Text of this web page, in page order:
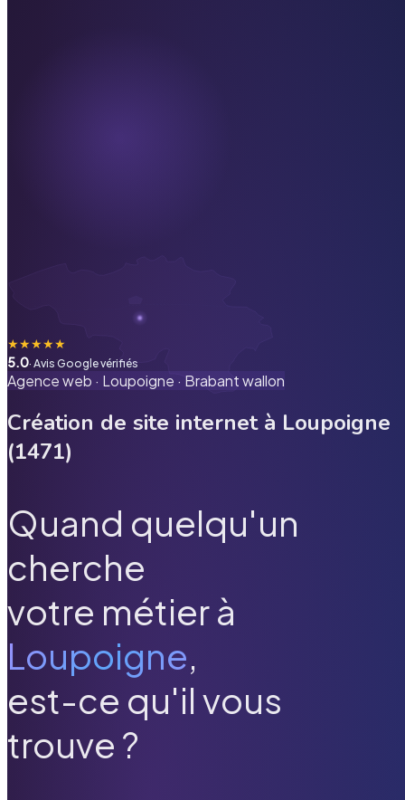
★★★★★
5.0· Avis Google vérifiés
Agence web · Loupoigne · Brabant wallon
Création de site internet à Loupoigne
(1471)
Quand quelqu'un
cherche
votre métier à
Loupoigne,
est-ce qu'il vous
trouve ?